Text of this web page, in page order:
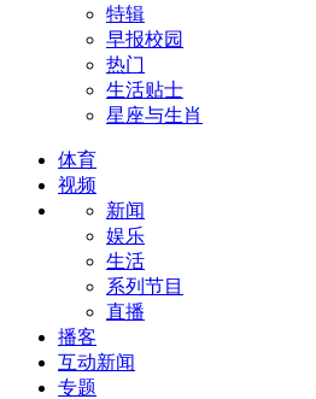
特辑
早报校园
热门
生活贴士
星座与生肖
体育
视频
新闻
娱乐
生活
系列节目
直播
播客
互动新闻
专题